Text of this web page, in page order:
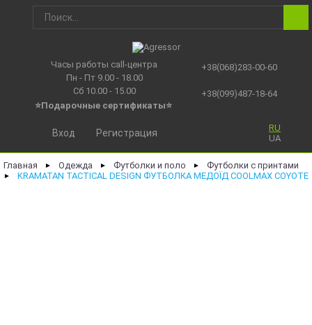
Часы работы call-центра
Пн - Пт 9.00 - 18.00
Сб 10.00 - 15.00
⭐Подарочные сертификаты⭐
+38(068)283-00-60
+38(099)487-18-64
RU
UA
Вход Регистрация
Главная ► Одежда ► Футболки и поло ► Футболки с принтами
► KRAMATAN TACTICAL DESIGN ФУТБОЛКА МЕДОЇД COOLMAX COYOTE